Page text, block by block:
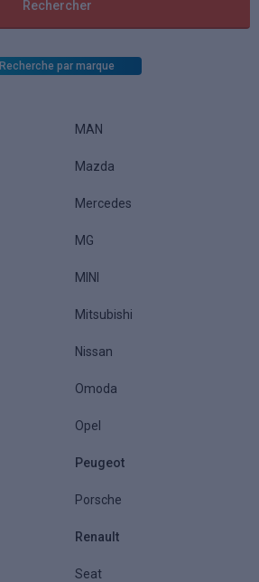
Recherche par marque
MAN
Mazda
Mercedes
MG
MINI
Mitsubishi
Nissan
Omoda
Opel
Peugeot
Porsche
Renault
Seat